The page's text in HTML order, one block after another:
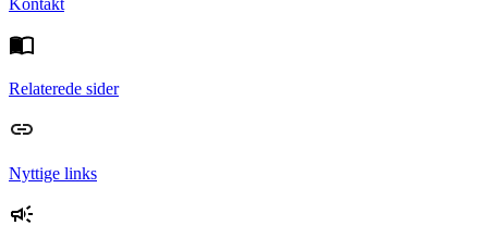
Kontakt
Relaterede sider
Nyttige links